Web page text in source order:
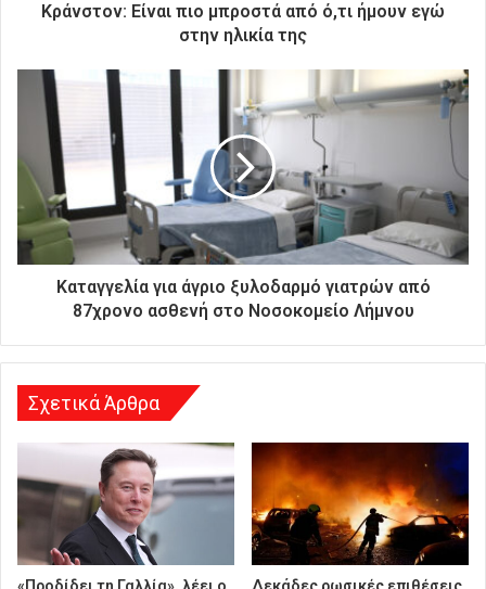
ς
ι
ε
σ
Κράνστον: Είναι πιο μπροστά από ό,τι ήμουν εγώ
στην ηλικία της
Καταγγελία για άγριο ξυλοδαρμό γιατρών από
87χρονο ασθενή στο Νοσοκομείο Λήμνου
Σχετικά Άρθρα